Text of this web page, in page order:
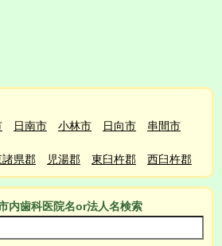
日南市 小林市 日向市
串間市
諸県郡 児湯郡 東臼杵郡 西臼杵郡
内歯科医院名or法人名検索